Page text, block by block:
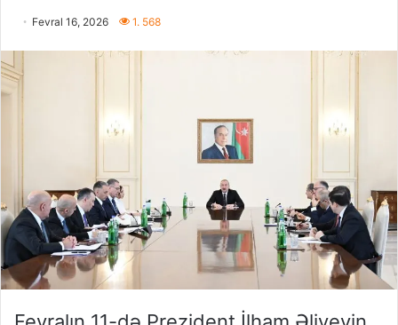
Fevral 16, 2026 1. 568